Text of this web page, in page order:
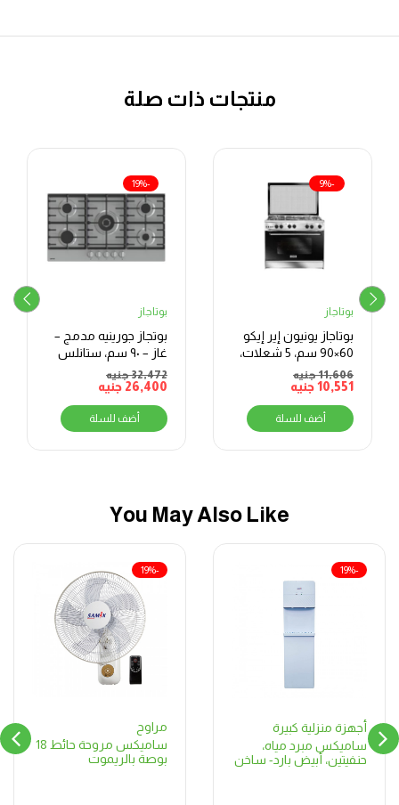
منتجات ذات صلة
-9%
بوتاجاز
بوتاجاز يونيون إير إيكو
60×90 سم، 5 شعلات،
فضي
11,606جنيه
10,551جنيه
أضف للسلة
-19%
بوتاجاز
بوتجاز جورينيه مدمج –
غاز – ٩٠ سم، ستانلس
ستيل
32,472جنيه
26,400 جنيه
أضف للسلة
You May Also Like
أجهزة منزلية كبيرة
ساميكس مبرد مياه،
حنفيتين، أبيض بارد- ساخن
-19%
مراوح
ساميكس مروحة حائط 18
بوصة بالريموت
-19%